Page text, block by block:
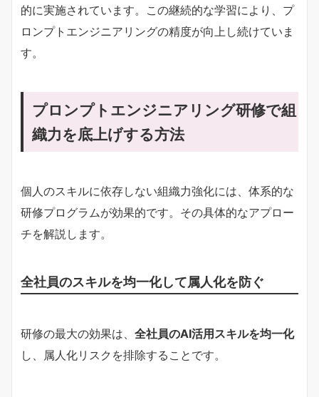
的に実施されています。この継続的な学習により、プ
ロンプトエンジニアリングの精度が向上し続けていま
す。
プロンプトエンジニアリング研修で組
織力を底上げする方法
個人のスキルに依存しない組織力強化には、体系的な
研修プログラムが効果的です。その具体的なアプロー
チを解説します。
全社員のスキルを均一化して属人化を防ぐ
研修の最大の効果は、 全社員のAI活用スキルを均一化
し、属人化リスクを排除することです。